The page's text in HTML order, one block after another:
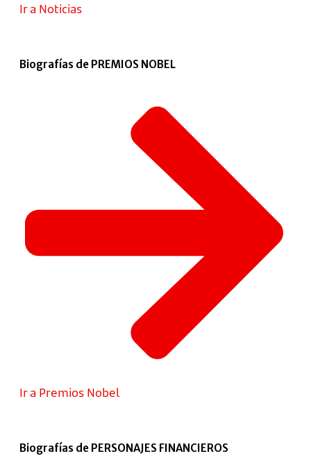
Ir a Noticias
Biografías de PREMIOS NOBEL
Ir a Premios Nobel
Biografías de PERSONAJES FINANCIEROS